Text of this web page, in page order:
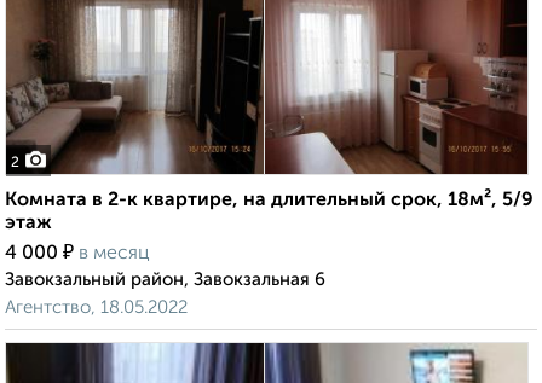
2
Комната в 2-к квартире, на длительный срок, 18м², 5/9
этаж
4 000 ₽ в месяц
Завокзальный район, Завокзальная 6
Агентство, 18.05.2022